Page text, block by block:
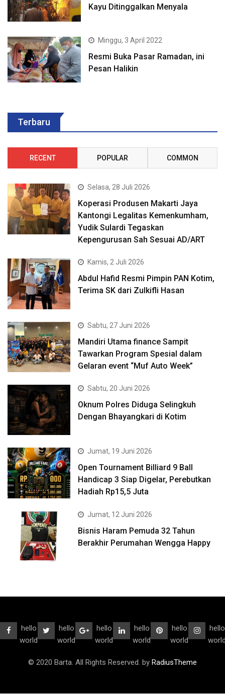
Kayu Ditinggalkan Menyala
Minggu, 3 April 2022
Resmi Buka Pasar Ramadan, ini
Pesan Halikin
Terbaru
RECENT POPULAR COMMON
Selasa, 28 Juli 2026
Koperasi Produsen Makarti Jaya
Kantongi Legalitas Kemenkumham,
Yudik Sulardi Tegaskan
Kepengurusan Sah Sesuai AD/ART
Kamis, 2 Juli 2026
Abdul Hafid Resmi Pimpin PAN Kotim,
Terima SK dari Zulkifli Hasan
Sabtu, 27 Juni 2026
Mandiri Utama finance Sampit
Tawarkan Program Spesial dalam
Gelaran event “Muf Auto Week”
Sabtu, 20 Juni 2026
Oknum Polres Diduga Selingkuh
Dengan Bhayangkari di Kotim
Jumat, 19 Juni 2026
Open Tournament Billiard 9 Ball
Handicap 3 Siap Digelar, Perebutkan
Hadiah Rp15,5 Juta
Jumat, 12 Juni 2026
Bisnis Haram Pemuda 32 Tahun
Berakhir Perumahan Wengga Happy
hello
world
hello
world
hello
world
hello
world
hello
world
hello
© 2020 Barta. All Rights Reserved. by RadiusTheme